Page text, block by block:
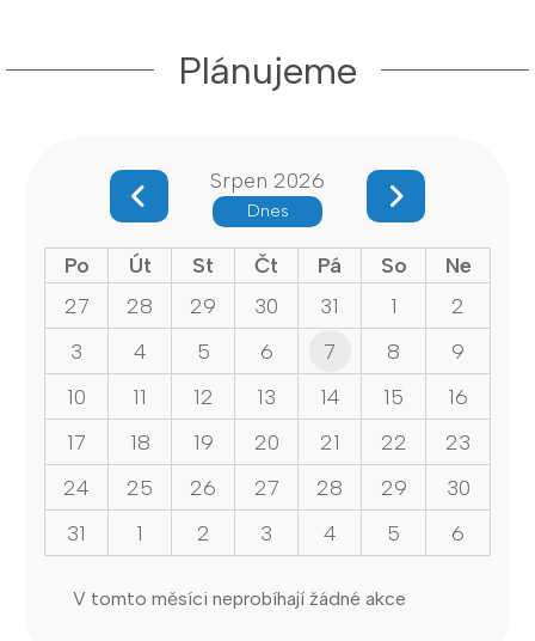
Plánujeme
Srpen 2026
Dnes
Po Út St Čt Pá So
Ne
27
28 29 30 31 1
2
3
4 5 6 7 8
9
10
11 12 13 14 15
16
17
18 19 20 21 22
23
24
25 26 27 28 29
30
31
1 2 3 4 5 6
V tomto měsíci neprobíhají žádné akce